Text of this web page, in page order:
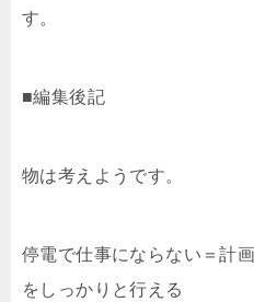
す。
■編集後記
物は考えようです。
停電で仕事にならない＝計
をしっかりと行える